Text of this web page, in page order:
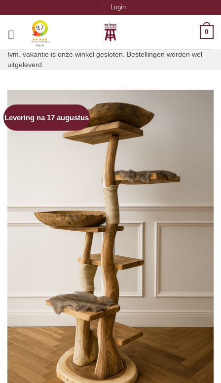
inhoud
Login
0
Ivm. vakantie is onze winkel gesloten. Bestellingen worden wel
uitgeleverd.
Levering na 17 augustus